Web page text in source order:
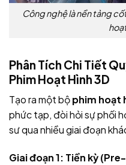
Công nghệ là nền tảng
Phân Tích Chi Tiết
Phim Hoạt Hình 3D
Tạo ra một bộphim hoạt
phức tạp, đòi hỏi sự phối
sư qua nhiều giai đoạn
Giai đoạn 1: Tiền kỳ